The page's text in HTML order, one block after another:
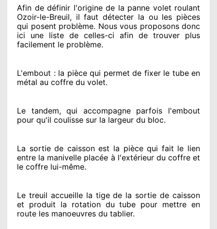
Afin de définir l'originede la panne volet roulant
Ozoir-le-Breuil, il faut détecter la ou les pièces
qui posent problème. Nous vous proposonsdonc
ici une liste de celles-ci afin de trouver plus
facilement le problème.
L'embout : la pièce qui permet de fixer le tube en
métal au coffre du volet.
Le tandem, qui accompagne parfois l'embout
pour qu'il coulisse sur la largeur du bloc.
La sortie de caisson est la pièce qui fait le lien
entre la manivelle placée à l'extérieurdu coffre et
le coffre lui-même.
Le treuil accueille la tige de la sortie de caisson
et produit la rotation du tube pour mettre en
route les manoeuvres du tablier.